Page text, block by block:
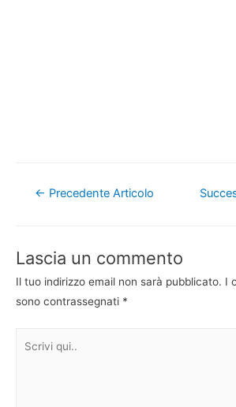
Navigazione
← Precedente Articolo
Lascia un commento
Il tuo indirizzo email non sarà pubblicato. I
sono contrassegnati *